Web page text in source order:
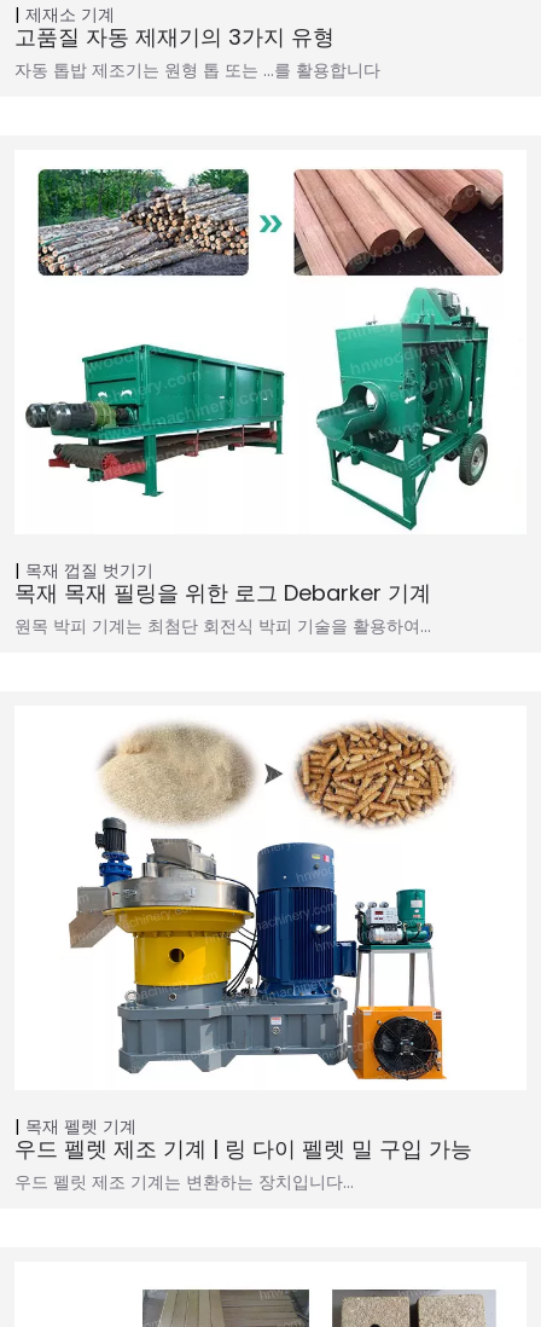
제재소 기계
고품질 자동 제재기의 3가지 유형
자동 톱밥 제조기는 원형 톱 또는 …를 활용합니다
목재 껍질 벗기기
목재 목재 필링을 위한 로그 Debarker 기계
원목 박피 기계는 최첨단 회전식 박피 기술을 활용하여…
목재 펠렛 기계
우드 펠렛 제조 기계 | 링 다이 펠렛 밀 구입 가능
우드 펠릿 제조 기계는 변환하는 장치입니다…